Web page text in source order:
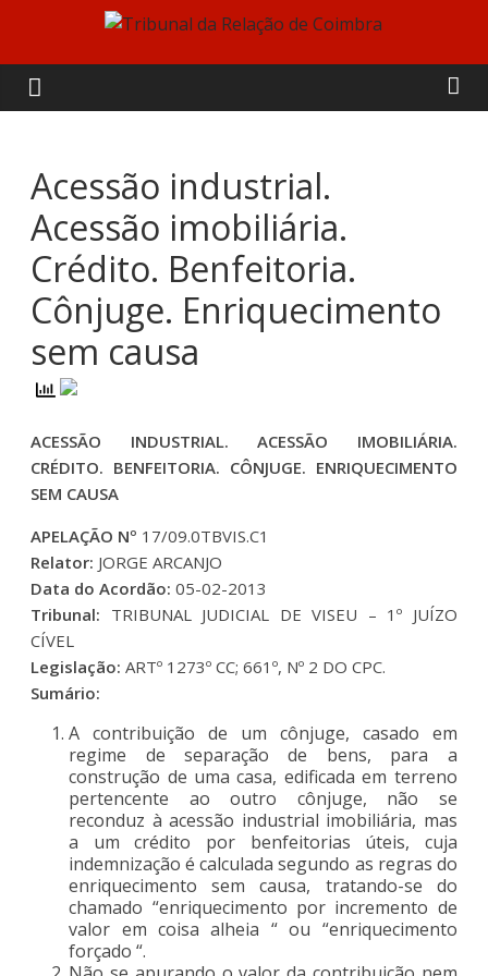
content
Tribunal
da
Relação
de
Coimbra
Acessão industrial.
Acessão imobiliária.
Crédito. Benfeitoria.
Cônjuge. Enriquecimento
sem causa
ACESSÃO INDUSTRIAL. ACESSÃO IMOBILIÁRIA.
CRÉDITO. BENFEITORIA. CÔNJUGE. ENRIQUECIMENTO
SEM CAUSA
APELAÇÃO Nº 17/09.0TBVIS.C1
Relator: JORGE ARCANJO
Data do Acordão:05-02-2013
Tribunal: TRIBUNAL JUDICIAL DE VISEU – 1º JUÍZO
CÍVEL
Legislação: ARTº 1273º CC; 661º, Nº 2 DO CPC.
Sumário:
A contribuição de um cônjuge, casado em
regime de separação de bens, para a
construção de uma casa, edificada em terreno
pertencente ao outro cônjuge, não se
reconduz à acessão industrial imobiliária, mas
a um crédito por benfeitorias úteis, cuja
indemnização é calculada segundo as regras do
enriquecimento sem causa, tratando-se do
chamado “enriquecimento por incremento de
valor em coisa alheia “ ou “enriquecimento
forçado “.